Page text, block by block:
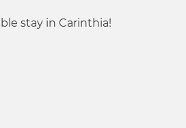
stay in Carinthia!